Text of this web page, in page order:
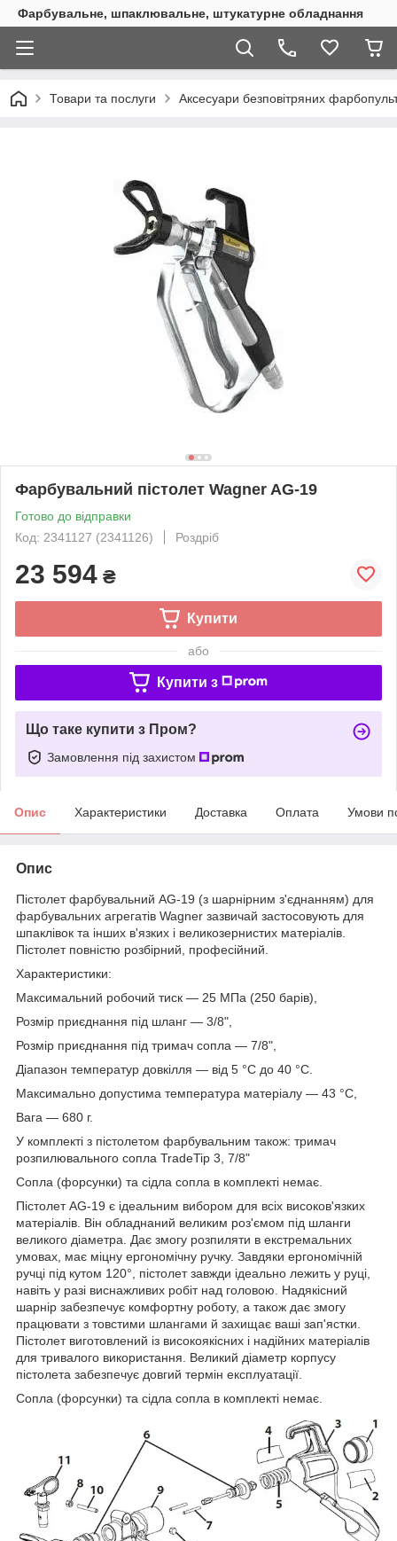
Фарбувальне, шпаклювальне, штукатурне обладнання
Товари та послуги Аксесуари безповітряних
Фарбувальний пістолет Wagner AG-19
Готово до відправки
Код: 2341127 (2341126)
Роздріб
23 594 ₴
Купити
або
Купити з
Що таке купити з Пром?
Замовлення під захистом
Опис Характеристики Доставка Оплата Умови
Опис
Пістолет фарбувальний AG-19 (з шарнірним з'єднанням) для
фарбувальних агрегатів Wagner зазвичай застосовують для
шпаклівок та інших в'язких і великозернистих матеріалів.
Пістолет повністю розбірний, професійний.
Характеристики:
Максимальний робочий тиск — 25 МПа (250 барів),
Розмір приєднання під шланг — 3/8",
Розмір приєднання під тримач сопла — 7/8",
Діапазон температур довкілля — від 5 °C до 40 °C.
Максимально допустима температура матеріалу — 43 °C,
Вага — 680 г.
У комплекті з пістолетом фарбувальним також: тримач
розпилювального сопла TradeTip 3, 7/8"
Сопла (форсунки) та сідла сопла в комплекті немає.
Пістолет AG-19 є ідеальним вибором для всіх високов'язких
матеріалів. Він обладнаний великим роз'ємом під шланги
великого діаметра. Дає змогу розпиляти в екстремальних
умовах, має міцну ергономічну ручку. Завдяки ергономічній
ручці під кутом 120°, пістолет завжди ідеально лежить у руці,
навіть у разі виснажливих робіт над головою. Надякісний
шарнір забезпечує комфортну роботу, а також дає змогу
працювати з товстими шлангами й захищає ваші зап'ястки.
Пістолет виготовлений із високоякісних і надійних матеріалів
для тривалого використання. Великий діаметр корпусу
пістолета забезпечує довгий термін експлуатації.
Сопла (форсунки) та сідла сопла в комплекті немає.